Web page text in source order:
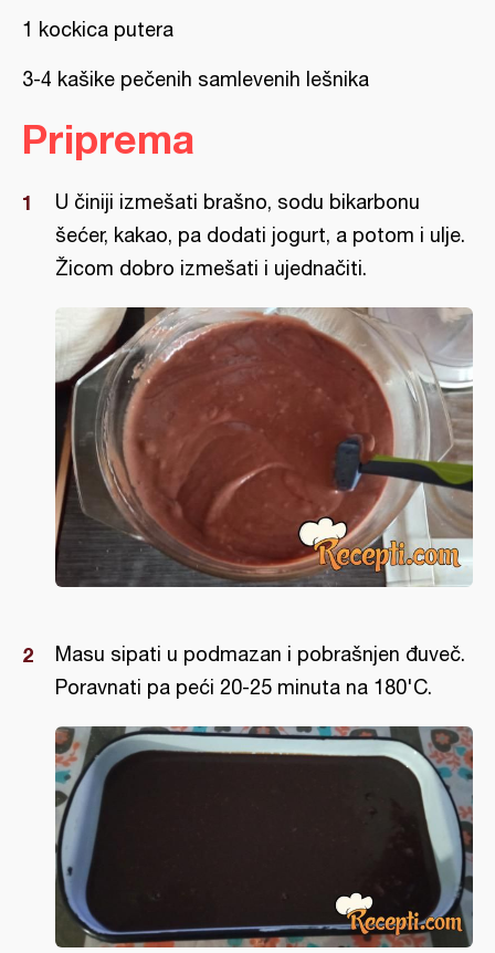
1 kockica putera
3-4 kašike pečenih samlevenih lešnika
Priprema
U činiji izmešati brašno, sodu bikarbonu
šećer, kakao, pa dodati jogurt, a potom i ulje.
Žicom dobro izmešati i ujednačiti.
Masu sipati u podmazan i pobrašnjen đuveč.
Poravnati pa peći 20-25 minuta na 180'C.